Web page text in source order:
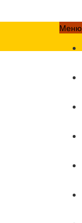
Меню